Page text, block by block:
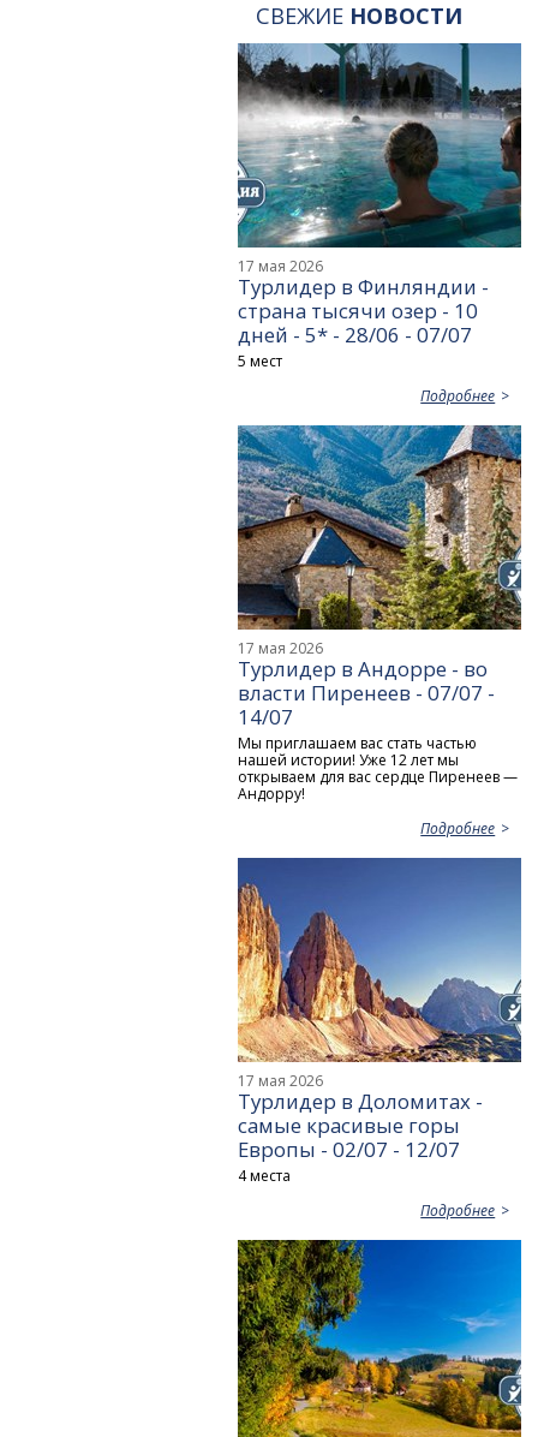
СВЕЖИЕ НОВОСТИ
17 мая 2026
Турлидер в Финляндии -
страна тысячи озер - 10
дней - 5* - 28/06 - 07/07
5 мест
Подробнее
17 мая 2026
Турлидер в Андорре - во
власти Пиренеев - 07/07 -
14/07
Мы приглашаем вас стать частью
нашей истории! Уже 12 лет мы
открываем для вас сердце Пиренеев —
Андорру!
Подробнее
17 мая 2026
Турлидер в Доломитах -
самые красивые горы
Европы - 02/07 - 12/07
4 места
Подробнее